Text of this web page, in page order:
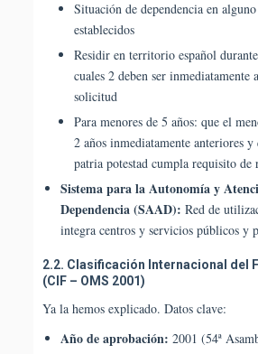
Situación de dependencia en
establecidos
Residir en territorio español
cuales 2 deben ser inmediatamente
solicitud
Para menores de 5 años: que el
2 años inmediatamente anteriores
patria potestad cumpla requisito de
Sistema para la Autonomía y
Dependencia (SAAD): Red de
integra centros y servicios públicos y
2.2. Clasificación Internacional del
(CIF – OMS 2001)
Ya la hemos explicado. Datos clave:
Año de aprobación: 2001 (54ª